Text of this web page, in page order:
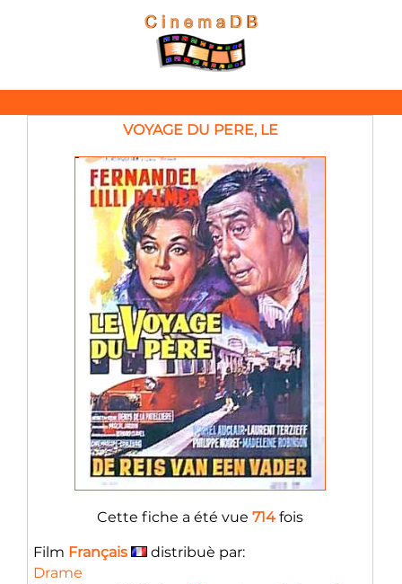
VOYAGE DU PERE, LE
Cette fiche a été vue 714 fois
Film Français
distribuè par:
Drame